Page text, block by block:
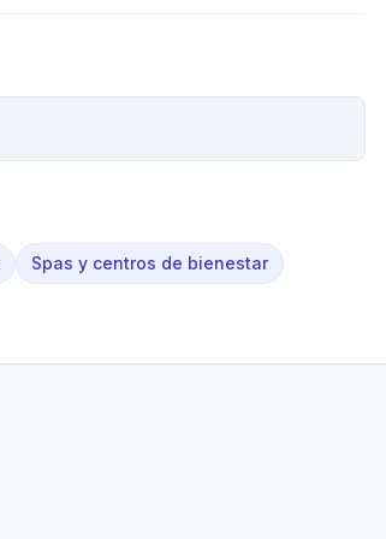
Spas y centros de bienestar